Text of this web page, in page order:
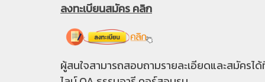
ลงทะเบียนสมัครคลิก
ผู้สนใจสามารถสอบถามรายละเอียดและสมัครได้